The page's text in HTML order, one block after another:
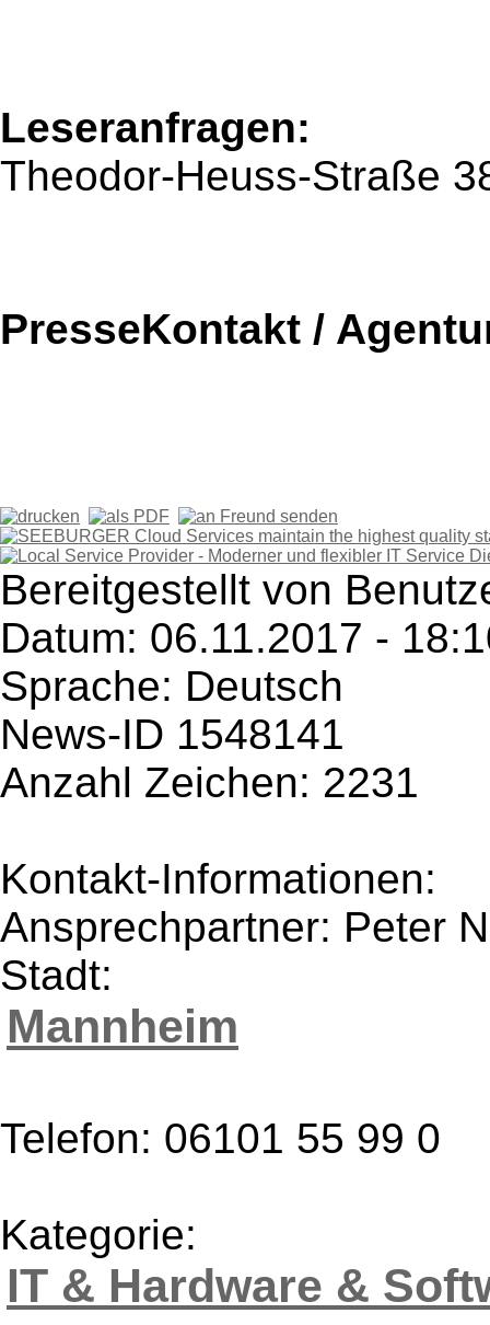
Leseranfragen:
Theodor-Heuss-Straße
PresseKontakt /
Bereitgestellt von
Datum: 06.11.2017 -
Sprache: Deutsch
News-ID 1548141
Anzahl Zeichen: 2231
Kontakt-Informationen:
Ansprechpartner: Peter
Stadt:
Mannheim
Telefon: 06101 55 99 0
Kategorie:
IT & Hardware &